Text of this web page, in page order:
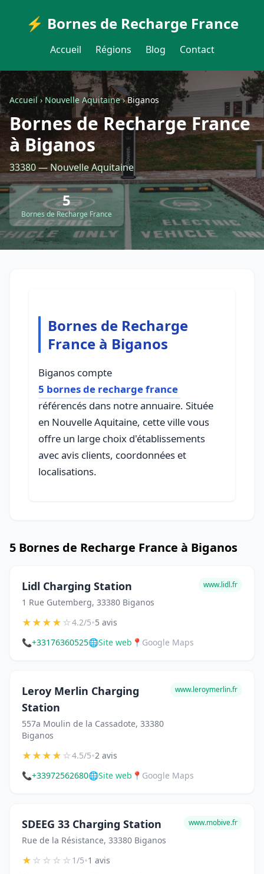
⚡ Bornes de Recharge France
Accueil Régions Blog Contact
Accueil›Nouvelle Aquitaine›Biganos
Bornes de Recharge France
à Biganos
33380 — Nouvelle Aquitaine
5
Bornes de Recharge France
Bornes de Recharge
France à Biganos
Biganos compte
5 bornes de recharge france
référencés dans notre annuaire. Située
en Nouvelle Aquitaine, cette ville vous
offre un large choix d'établissements
avec avis clients, coordonnées et
localisations.
5 Bornes de Recharge France à Biganos
Lidl Charging Station
1 Rue Gutemberg, 33380 Biganos
www.lidl.fr
★★★★☆4.2/5•5 avis
📞+33176360525🌐Site web 📍 Google Maps
Leroy Merlin Charging
Station
557a Moulin de la Cassadote, 33380
Biganos
www.leroymerlin.fr
★★★★☆4.5/5•2 avis
📞+33972562680🌐Site web 📍 Google Maps
SDEEG 33 Charging Station
Rue de la Résistance, 33380 Biganos
www.mobive.fr
★☆☆☆☆1/5•1 avis